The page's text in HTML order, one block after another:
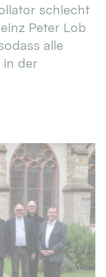
schlecht
Peter Lob
alle
in der